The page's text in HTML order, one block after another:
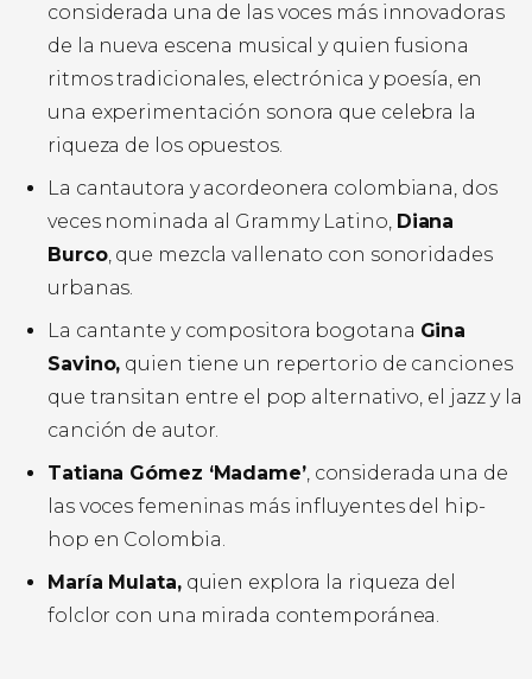
considerada una de las voces más innovadoras
de la nueva escena musical y quien fusiona
ritmos tradicionales, electrónica y poesía, en
una experimentación sonora que celebra la
riqueza de los opuestos.
La cantautora y acordeonera colombiana, dos
veces nominada al Grammy Latino, Diana
Burco, que mezcla vallenato con sonoridades
urbanas.
La cantante y compositora bogotana Gina
Savino, quien tiene un repertorio de canciones
que transitan entre el pop alternativo, el jazz y la
canción de autor.
Tatiana Gómez ‘Madame’, considerada una de
las voces femeninas más influyentes del hip-
hop en Colombia.
María Mulata,quien explora la riqueza del
folclor con una mirada contemporánea.